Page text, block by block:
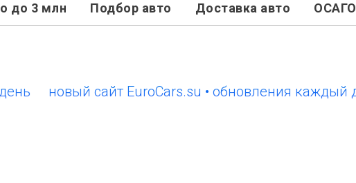
до 3 млн Подбор авто Доставка авто ОСАГО
новый сайт EuroCars.su • обновления каждый день